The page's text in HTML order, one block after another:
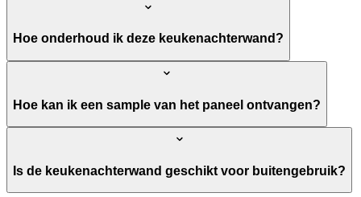
Hoe onderhoud ik deze keukenachterwand?
Hoe kan ik een sample van het paneel ontvangen?
Is de keukenachterwand geschikt voor buitengebruik?